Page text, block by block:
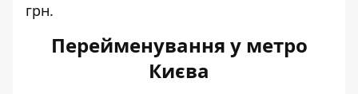
грн.
Перейменування у метро
Києва